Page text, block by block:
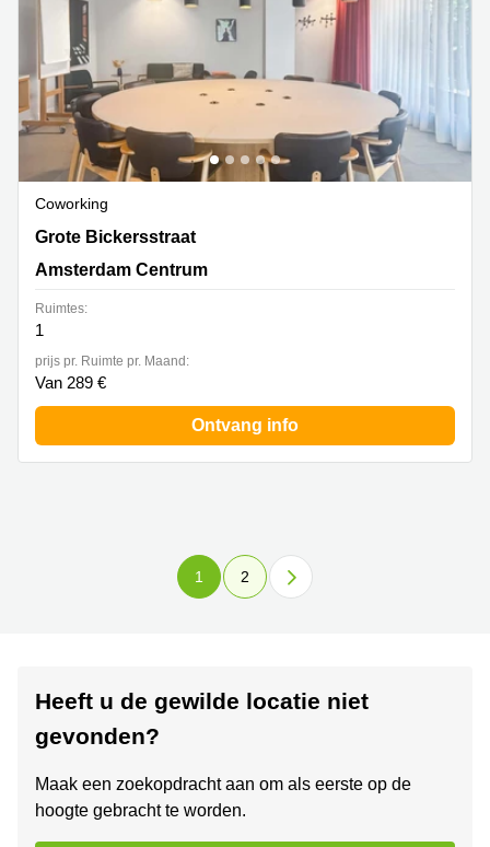
Coworking
Grote Bickersstraat 74-78, Amsterdam Centrum
Grote Bickersstraat
Amsterdam Centrum
Ruimtes:
1
prijs pr. Ruimte pr. Maand:
Van 289 €
Ontvang info
1 2
Heeft u de gewilde locatie niet
gevonden?
Maak een zoekopdracht aan om als eerste op de
hoogte gebracht te worden.